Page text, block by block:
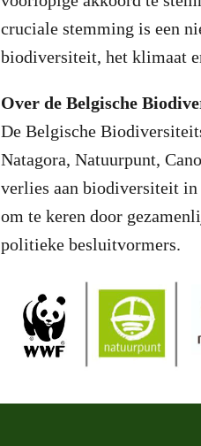
cruciale stemming is een
biodiversiteit, het klimaat
Over de Belgische
De Belgische
Natagora, Natuurpunt,
verlies aan biodiversiteit in
om te keren door
politieke besluitvormers.